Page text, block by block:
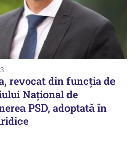
revocat din funcția de
Naţional de
PSD, adoptată în